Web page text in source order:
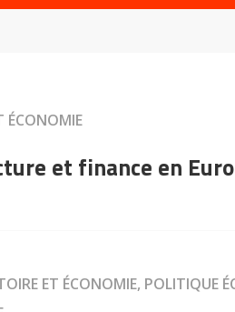
ÉCONOMIE
et finance en
ET ÉCONOMIE, POLITIQUE